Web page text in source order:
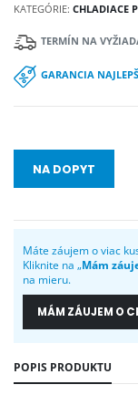
KATEGÓRIE:CHLADIACE
TERMÍN NA
GARANCIA
NA DOPYT
Máte záujem o viac
Kliknite na „Mám
na mieru.
MÁM ZÁUJEM O
POPIS PRODUKTU